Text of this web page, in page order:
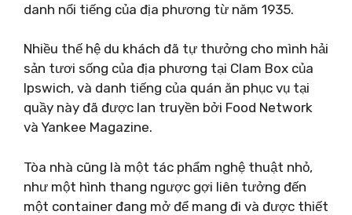
danh nổi tiếng của địa phương từ năm 1935.
Nhiều thế hệ du khách đã tự thưởng cho mình hải
sản tươi sống của địa phương tại Clam Box của
Ipswich, và danh tiếng của quán ăn phục vụ tại
quầy này đã được lan truyền bởi Food Network
và Yankee Magazine.
Tòa nhà cũng là một tác phẩm nghệ thuật nhỏ,
như một hình thang ngược gợi liên tưởng đến
một container đang mở để mang đi và được thiết